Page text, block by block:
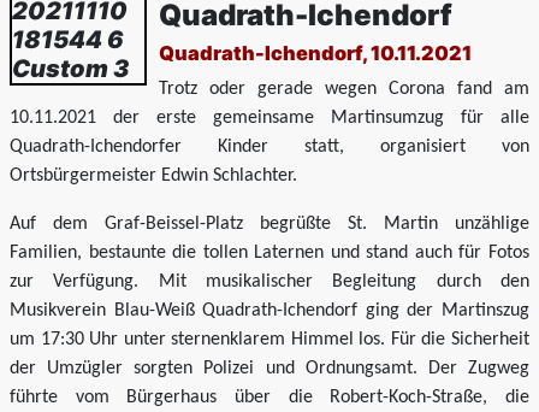
Quadrath-Ichendorf
Quadrath-Ichendorf, 10.11.2021
Trotz oder gerade wegen Corona fand am
10.11.2021 der erste gemeinsame Martinsumzug für alle
Quadrath-Ichendorfer Kinder statt, organisiert von
Ortsbürgermeister Edwin Schlachter.
Auf dem Graf-Beissel-Platz begrüßte St. Martin unzählige
Familien, bestaunte die tollen Laternen und stand auch für Fotos
zur Verfügung. Mit musikalischer Begleitung durch den
Musikverein Blau-Weiß Quadrath-Ichendorf ging der Martinszug
um 17:30 Uhr unter sternenklarem Himmel los. Für die Sicherheit
der Umzügler sorgten Polizei und Ordnungsamt. Der Zugweg
führte vom Bürgerhaus über die Robert-Koch-Straße, die